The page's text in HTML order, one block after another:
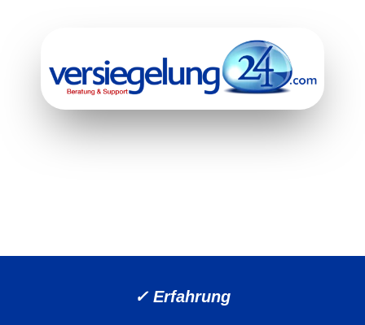
✓ Qualität